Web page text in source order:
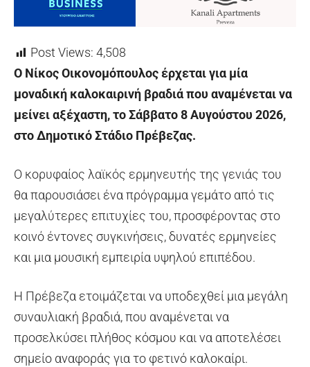
Post Views: 4,508
Ο Νίκος Οικονομόπουλος έρχεται για μία
μοναδική καλοκαιρινή βραδιά που αναμένεται να
μείνει αξέχαστη, το Σάββατο 8 Αυγούστου 2026,
στο Δημοτικό Στάδιο Πρέβεζας.
Ο κορυφαίος λαϊκός ερμηνευτής της γενιάς του
θα παρουσιάσει ένα πρόγραμμα γεμάτο από τις
μεγαλύτερες επιτυχίες του, προσφέροντας στο
κοινό έντονες συγκινήσεις, δυνατές ερμηνείες
και μια μουσική εμπειρία υψηλού επιπέδου.
Η Πρέβεζα ετοιμάζεται να υποδεχθεί μια μεγάλη
συναυλιακή βραδιά, που αναμένεται να
προσελκύσει πλήθος κόσμου και να αποτελέσει
σημείο αναφοράς για το φετινό καλοκαίρι.